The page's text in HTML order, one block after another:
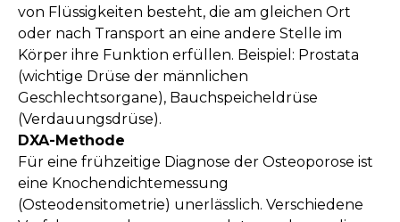
von Flüssigkeiten besteht, die am gleichen Ort
oder nach Transport an eine andere Stelle im
Körper ihre Funktion erfüllen. Beispiel: Prostata
(wichtige Drüse der männlichen
Geschlechtsorgane), Bauchspeicheldrüse
(Verdauungsdrüse).
DXA-Methode
Für eine frühzeitige Diagnose der Osteoporose ist
eine Knochendichtemessung
(Osteodensitometrie) unerlässlich. Verschiedene